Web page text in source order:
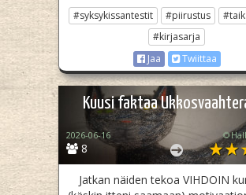
#syksykissantestit #piirustus
#kirjasarja
Jaa
Twiittaa
Kuusi faktaa
8
2026-06-16
Jatkan näiden tekoa VIHDOIN